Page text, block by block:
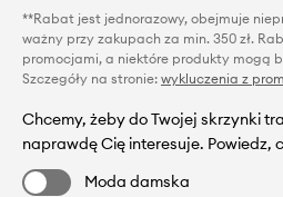
**Rabat jest jednorazowy, obejmuje
ważny przy zakupach za min. 350 zł.
promocjami, a niektóre produkty mogą
Szczegóły na stronie: wykluczenia z
Chcemy, żeby do Twojej skrzynki
naprawdę Cię interesuje. Powiedz,
Moda damska